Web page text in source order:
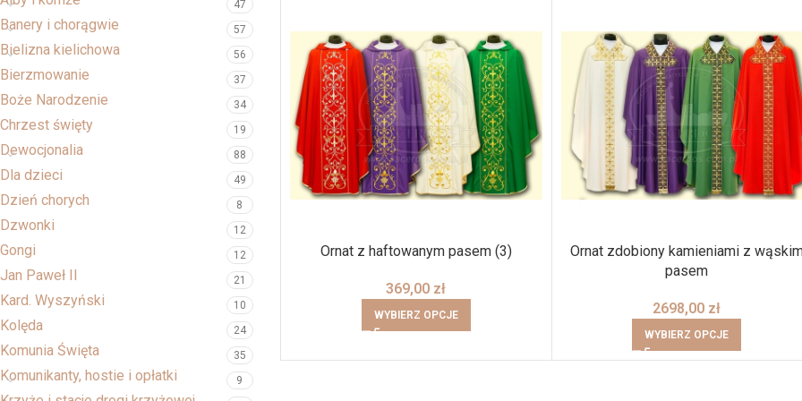
47
Banery i chorągwie 57
Bielizna kielichowa 56
Bierzmowanie 37
Boże Narodzenie 34
Chrzest święty 19
Dewocjonalia 88
Dla dzieci 49
Dzień chorych 8
Dzwonki 12
Gongi 12
Jan Paweł II 21
Kard. Wyszyński 10
Kolęda 24
Komunia Święta 35
Komunikanty, hostie i opłatki 9
Ornat z haftowanym pasem (3)
369,00 zł
WYBIERZ OPCJE
Ornat zdobiony kamieniami z
pasem
2698,00 zł
WYBIERZ OPCJE